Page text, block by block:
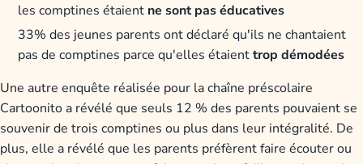
les comptines étaient ne sont pas éducatives
33% des jeunes parents ont déclaré qu'ils ne chantaient
pas de comptines parce qu'elles étaienttrop démodées
Une autre enquête réalisée pour la chaîne préscolaire
Cartoonito a révélé que seuls 12 % des parents pouvaient se
souvenir de trois comptines ou plus dans leur intégralité. De
plus, elle a révélé que les parents préfèrent faire écouter ou